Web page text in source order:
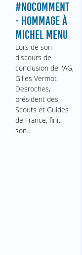
#NOCOMMENT
- HOMMAGE À
MICHEL MENU
Lors de son
discours de
conclusion de l'AG,
Gilles Vermot
Desroches,
président des
Scouts et Guides
de France, finit
son…